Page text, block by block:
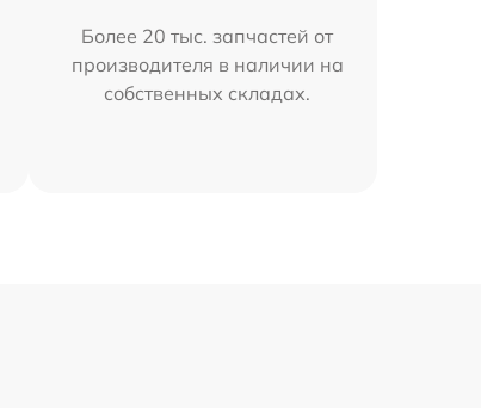
Более 20 тыс. запчастей от
производителя в наличии на
собственных складах.